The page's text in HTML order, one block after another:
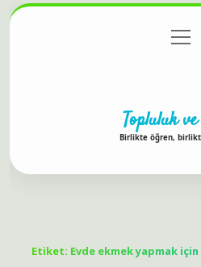
Gizlilikmenüyü
aç
Topluluk
Birlikte öğren,
Etiket: Evde ekmek yapmak